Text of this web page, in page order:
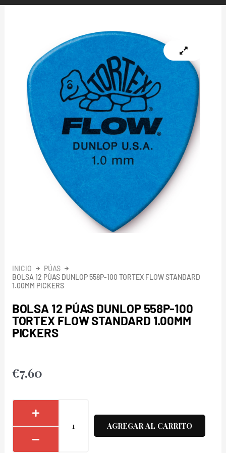
INICIO
PÚAS
BOLSA 12 PÚAS DUNLOP 558P-100 TORTEX FLOW STANDARD
1.00MM PICKERS
BOLSA 12 PÚAS DUNLOP 558P-100
TORTEX FLOW STANDARD 1.00MM
PICKERS
€7.60
AGREGAR AL CARRITO